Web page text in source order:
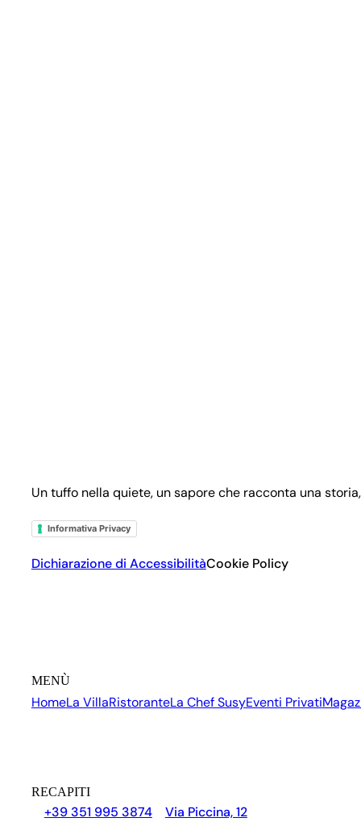
Un tuffo nella quiete, un sapore che racconta una
Informativa Privacy
Dichiarazione di AccessibilitàCookie Policy
MENÙ
HomeLa VillaRistoranteLa Chef SusyEventi Privati
RECAPITI
+39 351 995 3874
Via Piccina, 12